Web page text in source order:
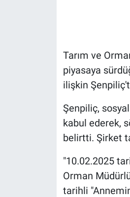
Tarım ve
piyasaya
ilişkin
Şenpiliç, sosyal
kabul ederek,
belirtti. Şirket
"10.02.2025
Orman
tarihli
Kültür Sanat